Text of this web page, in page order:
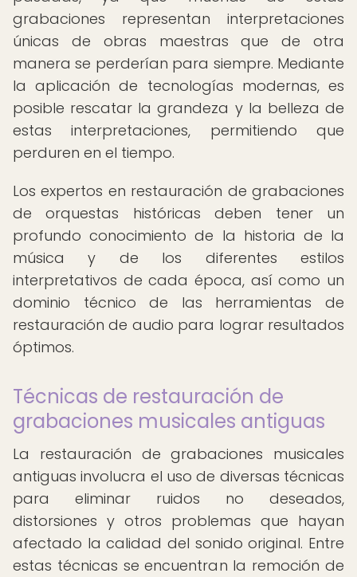
grabaciones representan interpretaciones
únicas de obras maestras que de otra
manera se perderían para siempre. Mediante
la aplicación de tecnologías modernas, es
posible rescatar la grandeza y la belleza de
estas interpretaciones, permitiendo que
perduren en el tiempo.
Los expertos en restauración de grabaciones
de orquestas históricas deben tener un
profundo conocimiento de la historia de la
música y de los diferentes estilos
interpretativos de cada época, así como un
dominio técnico de las herramientas de
restauración de audio para lograr resultados
óptimos.
Técnicas de restauración de
grabaciones musicales antiguas
La restauración de grabaciones musicales
antiguas involucra el uso de diversas técnicas
para eliminar ruidos no deseados,
distorsiones y otros problemas que hayan
afectado la calidad del sonido original. Entre
estas técnicas se encuentran la remoción de